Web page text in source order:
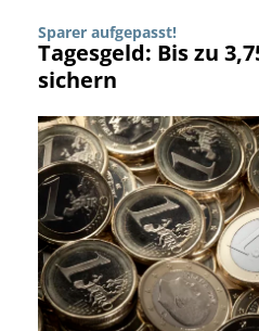
Sparer aufgepasst!
Tagesgeld: Bis zu
sichern